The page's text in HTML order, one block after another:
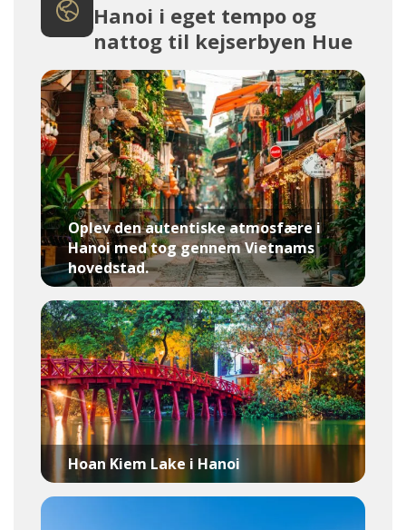
Hanoi i eget tempo og
nattog til kejserbyen Hue
Oplev den autentiske atmosfære i
Hanoi med tog gennem Vietnams
hovedstad.
Hoan Kiem Lake i Hanoi